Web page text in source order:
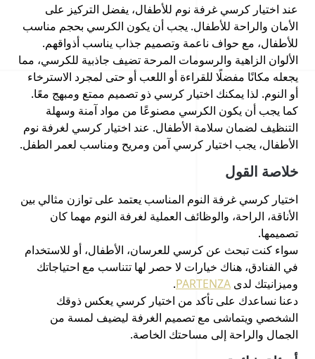
عند اختيار كرسي غرفة نوم للأطفال، يفضل التركيز على
الأمان والراحة للأطفال. يجب أن يكون الكرسي بحجم مناسب
للأطفال، مع حواف ناعمة وتصميم جذاب يناسب أذواقهم.
الألوان الزاهية والرسومات المرحة تضيف جاذبية للكرسي، مما
يجعله مكانًا مفضلًا للقراءة أو اللعب أو حتى لمجرد الاسترخاء
أو النوم. لذا يمكنك اختيار كرسي ذو تصميم ممتع ومبهج معًا.
كما يجب أن يكون الكرسي مصنوعًا من مواد آمنة وسهلة
التنظيف لضمان سلامة الأطفال. عند اختيار كرسي لغرفة نوم
الأطفال، يجب اختيار كرسي آمن ومريح ومناسب لعمر الطفل.
خلاصة القول
اختيار كرسي غرفة النوم المناسب يعتمد على توازن مثالي بين
الأناقة، الراحة، والوظائف العملية لغرفة النوم مهما كان
تصميمها.
سواء كنت تبحث عن كرسي للعرسان، الأطفال، أو للاستخدام
في الفنادق، هناك خيارات لا حصر لها تتناسب مع احتياجاتك
وميزانيتك لدى PARTENZA
.
دعنا نساعدك على تأكد من اختيار كرسي يعكس ذوقك
الشخصي ويتماشى مع تصميم الغرفة ليضيف لمسة من
الجمال والراحة إلى مساحتك الخاصة.